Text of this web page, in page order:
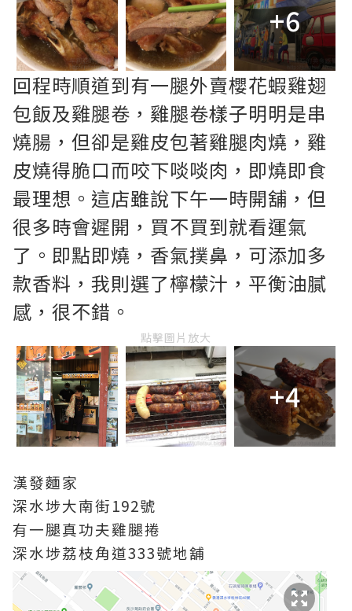
+6
回程時順道到有一腿外賣櫻花蝦雞翅
包飯及雞腿卷，雞腿卷樣子明明是串
燒腸，但卻是雞皮包著雞腿肉燒，雞
皮燒得脆口而咬下啖啖肉，即燒即食
最理想。這店雖說下午一時開舖，但
很多時會遲開，買不買到就看運氣
了。即點即燒，香氣撲鼻，可添加多
款香料，我則選了檸檬汁，平衡油膩
感，很不錯。
點擊圖片放大
+4
漢發麵家
深水埗大南街192號
有一腿真功夫雞腿捲
深水埗荔枝角道333號地舖